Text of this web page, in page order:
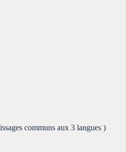
communs aux 3 langues )